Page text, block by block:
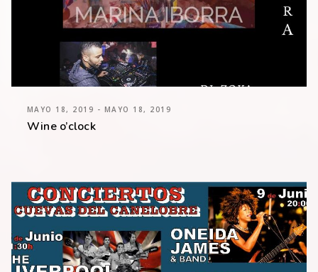
MAYO 18, 2019 - MAYO 18, 2019
Wine o’clock